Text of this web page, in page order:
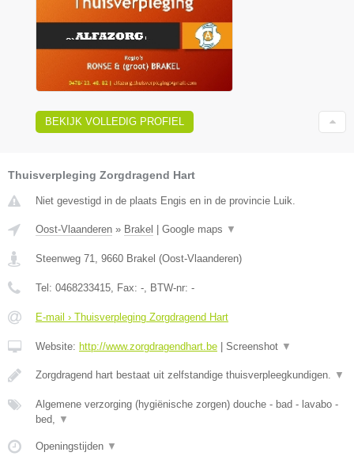
BEKIJK VOLLEDIG PROFIEL
Thuisverpleging Zorgdragend Hart
Niet gevestigd in de plaats Engis en in de provincie Luik.
Oost-Vlaanderen » Brakel Google maps ▼
Steenweg 71, 9660 Brakel (Oost-Vlaanderen)
Tel: 0468233415, Fax: -, BTW-nr: -
E-mail › Thuisverpleging Zorgdragend Hart
Website: http://www.zorgdragendhart.be Screenshot ▼
Zorgdragend hart bestaat uit zelfstandige thuisverpleegkundigen. ▼
Algemene verzorging (hygiënische zorgen) douche - bad - lavabo -
bed, ▼
Openingstijden ▼